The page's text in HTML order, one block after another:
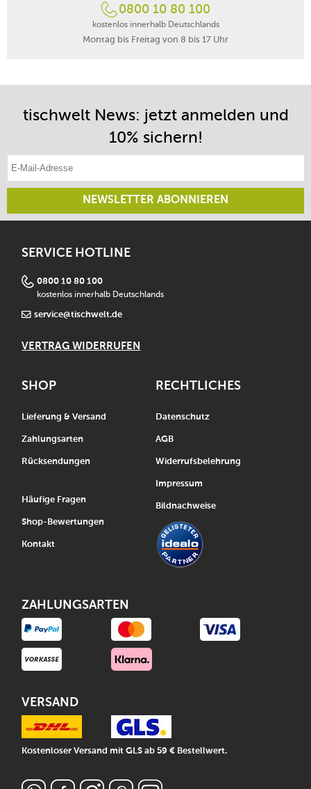
0800 10 80 100
kostenlos innerhalb Deutschlands
Montag bis Freitag von 8 bis 17 Uhr
tischwelt News: jetzt anmelden und
10% sichern!
NEWSLETTER ABONNIEREN
SERVICE HOTLINE
0800 10 80 100
kostenlos innerhalb Deutschlands
service@tischwelt.de
VERTRAG WIDERRUFEN
SHOP
Lieferung & Versand
Zahlungsarten
Rücksendungen
Häufige Fragen
Shop-Bewertungen
Kontakt
RECHTLICHES
Datenschutz
AGB
Widerrufsbelehrung
Impressum
Bildnachweise
ZAHLUNGSARTEN
VERSAND
Kostenloser Versand mit GLS ab 59 € Bestellwert.